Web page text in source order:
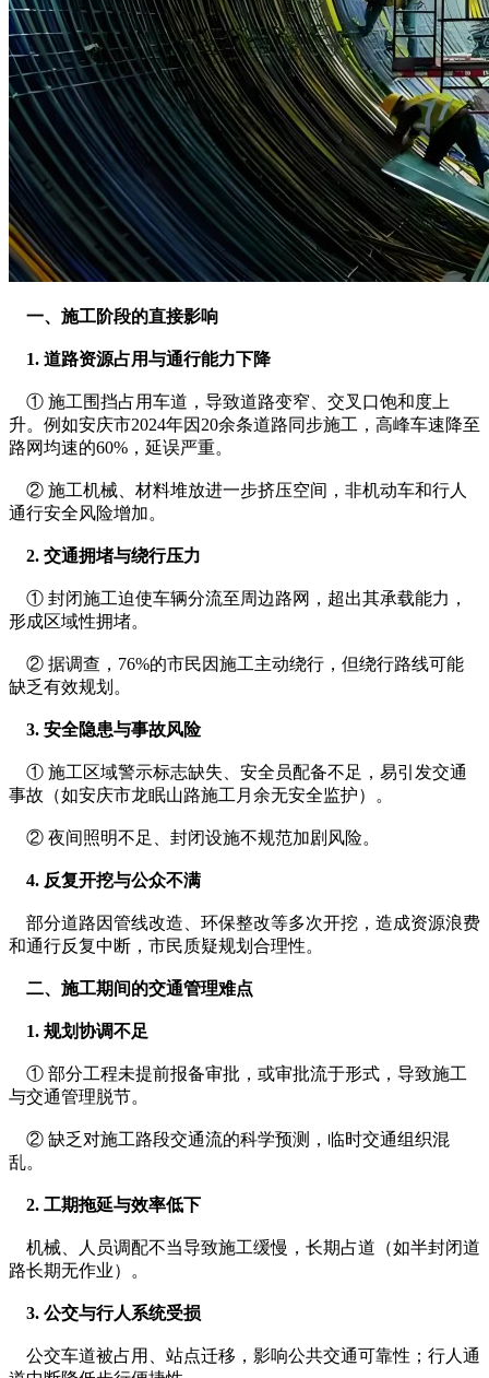
一、施工阶段的直接影响
1. 道路资源占用与通行能力下降
升。例如安庆市2024年因20余条道路同步施工，高峰车速降至
路网均速的60%，延误严重。
通行安全风险增加。
2. 交通拥堵与绕行压力
形成区域性拥堵。
缺乏有效规划。
3. 安全隐患与事故风险
事故（如安庆市龙眠山路施工月余无安全监护）。
② 夜间照明不足、封闭设施不规范加剧风险。
4. 反复开挖与公众不满
和通行反复中断，市民质疑规划合理性。
二、施工期间的交通管理难点
1. 规划协调不足
与交通管理脱节。
乱。
2. 工期拖延与效率低下
路长期无作业）。
3. 公交与行人系统受损